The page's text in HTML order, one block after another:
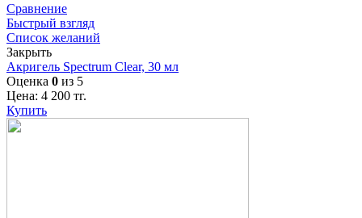
Сравнение
Быстрый взгляд
Список желаний
Закрыть
Акригель Spectrum Clear, 30 мл
Оценка 0 из 5
Цена: 4 200 тг.
Купить